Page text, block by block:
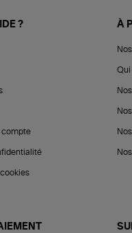
?
compte
À
Qui